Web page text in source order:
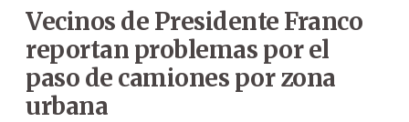
Vecinos de Presidente Franco
reportan problemas por el
paso de camiones por zona
urbana